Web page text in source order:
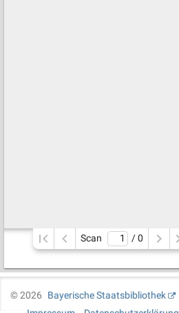
Scan / 0
©2026
Bayerische Staatsbibliothek